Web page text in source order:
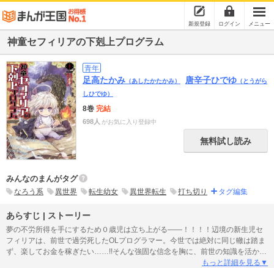
新規登録 ログイン メニュー
神童セフィリアの下剋上プログラム
青年
足高たかみ （あしたかたかみ） 唐辛子ひでゆ （とうがら
しひでゆ）
8巻 完結
698人 がお気に入り登録中
無料試し読み
みんなのまんがタグ
なろう系 異世界 転生幼女 異世界転生 打ち切り タグ編集
あらすじ | ストーリー
夢の不労所得を手にするため０歳児は立ち上がる――！！！！辺境の新生児セ
フィリアは、前世で過労死したOLプログラマー。今世では絶対に同じ轍は踏ま
ず、楽してお金を稼ぎたい……!!そんな強固な信念を胸に、前世の知識を活かし
た魔法を編み出すことに成功！絶対に働きたくない乳児のドキドキ異世界ライ
もっと詳細を見る▼